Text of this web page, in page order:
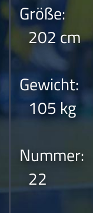
Größe:
202 cm
Gewicht:
105 kg
Nummer:
22